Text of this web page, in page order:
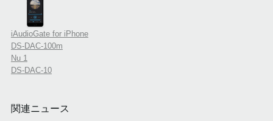
iAudioGate for iPhone
DS-DAC-100m
Nu 1
DS-DAC-10
関連ニュース